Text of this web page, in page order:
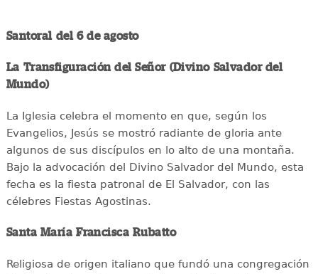
Santoral del 6 de agosto
La Transfiguración del Señor (Divino Salvador del
Mundo)
La Iglesia celebra el momento en que, según los
Evangelios, Jesús se mostró radiante de gloria ante
algunos de sus discípulos en lo alto de una montaña.
Bajo la advocación del Divino Salvador del Mundo, esta
fecha es la fiesta patronal de El Salvador, con las
célebres Fiestas Agostinas.
Santa María Francisca Rubatto
Religiosa de origen italiano que fundó una congregación